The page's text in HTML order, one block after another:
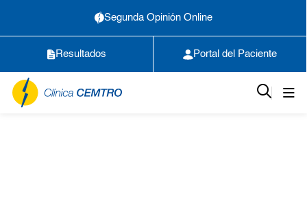
Segunda Opinión Online
Resultados Portal del Paciente